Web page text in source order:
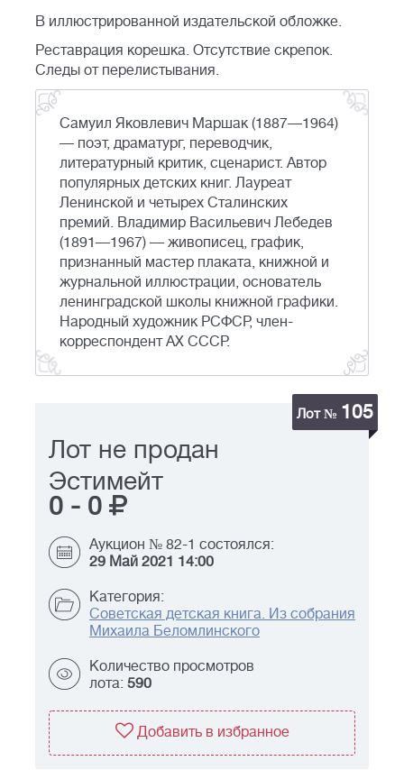
В иллюстрированной издательской обложке.
Реставрация корешка. Отсутствие скрепок.
Следы от перелистывания.
Самуил Яковлевич Маршак (1887—1964)
— поэт, драматург, переводчик,
литературный критик, сценарист. Автор
популярных детских книг. Лауреат
Ленинской и четырех Сталинских
премий. Владимир Васильевич Лебедев
(1891—1967) — живописец, график,
признанный мастер плаката, книжной и
журнальной иллюстрации, основатель
ленинградской школы книжной графики.
Народный художник РСФСР, член-
корреспондент АХ СССР.
Лот № 105
Лот не продан
Эстимейт
0 - 0
Аукцион № 82-1 состоялся:
29 Май 2021 14:00
Категория:
Советская детская книга. Из собрания
Михаила Беломлинского
Количество просмотров
лота: 590
Добавить в избранное